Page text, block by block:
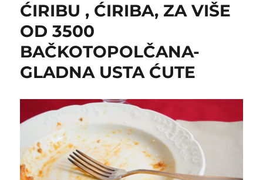
ĆIRIBU , ĆIRIBA, ZA VIŠE
OD 3500
BAČKOTOPOLČANA-
GLADNA USTA ĆUTE